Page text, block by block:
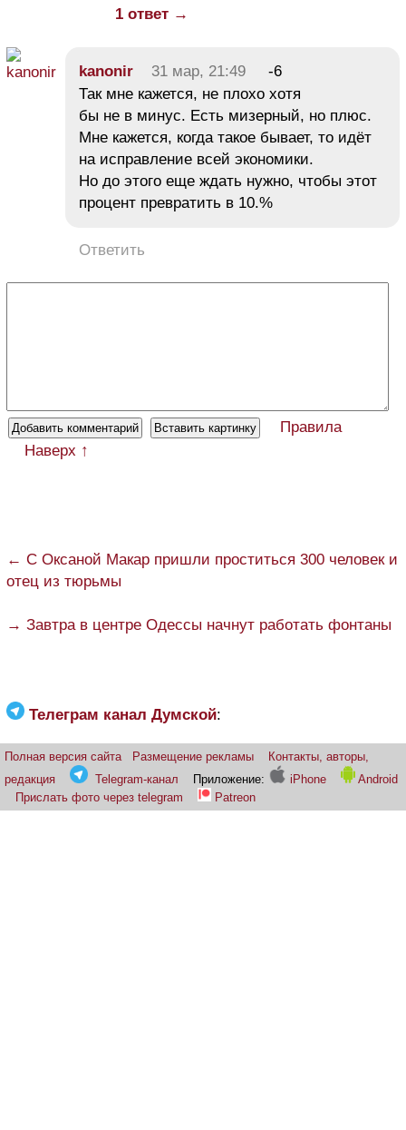
1 ответ →
kanonir 31 мар, 21:49
-6
Так мне кажется, не плохо хотя
бы не в минус. Есть мизерный, но плюс.
Мне кажется, когда такое бывает, то идёт
на исправление всей экономики.
Но до этого еще ждать нужно, чтобы этот
процент превратить в 10.%
Ответить
Правила
Наверх ↑
← С Оксаной Макар пришли проститься 300 человек и
отец из тюрьмы
→ Завтра в центре Одессы начнут работать фонтаны
Телеграм канал Думской:
Полная версия сайта Размещение рекламы
Контакты, авторы,
редакция
Telegram-канал Приложение: iPhone
Android
Прислать фото через telegram
Patreon